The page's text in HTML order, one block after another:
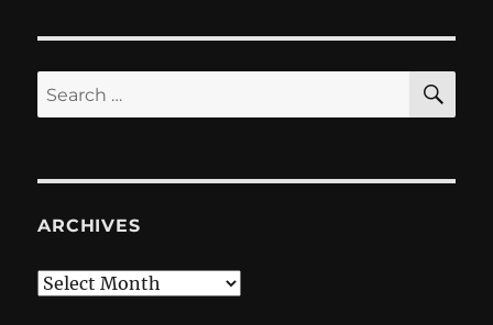
Search
for:
ARCHIVES
Archives